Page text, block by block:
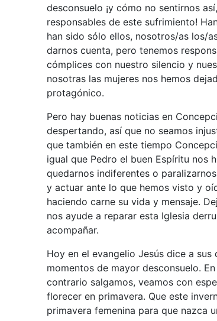
desconsuelo ¡y cómo no sentirnos
responsables de este sufrimiento!
han sido sólo ellos, nosotros/as los/
darnos cuenta, pero tenemos
cómplices con nuestro silencio y
nosotras las mujeres nos hemos
protagónico.
Pero hay buenas noticias en
despertando, así que no seamos
que también en este tiempo
igual que Pedro el buen Espíritu nos
quedarnos indiferentes o
y actuar ante lo que hemos visto y
haciendo carne su vida y mensaje.
nos ayude a reparar esta Iglesia
acompañar.
Hoy en el evangelio Jesús dice a
momentos de mayor desconsuelo.
contrario salgamos, veamos con
florecer en primavera. Que este
primavera femenina para que nazca